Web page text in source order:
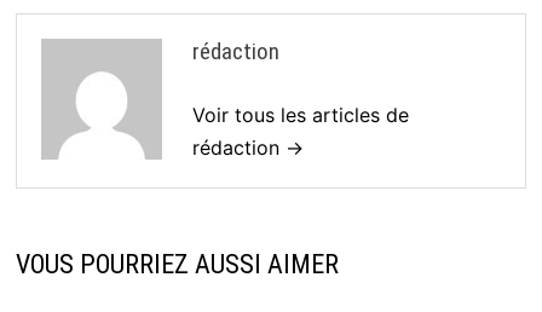
rédaction
Voir tous les articles de
rédaction →
VOUS POURRIEZ AUSSI AIMER